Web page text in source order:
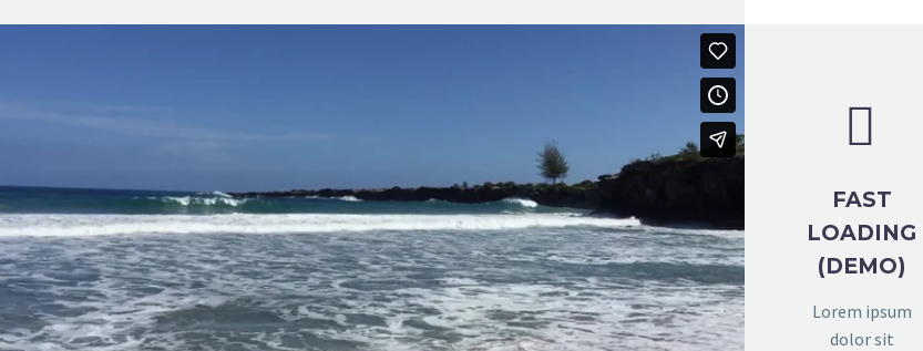


FAST
LOADING
(DEMO)
Lorem ipsum
dolor sit